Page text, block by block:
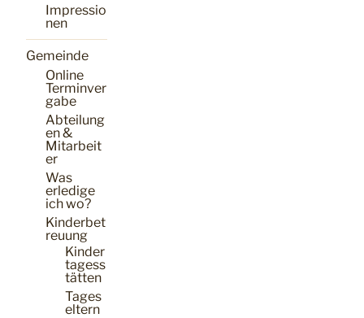
Impressio
nen
Gemeinde
Online
Terminver
gabe
Abteilung
en &
Mitarbeit
er
Was
erledige
ich wo?
Kinderbet
reuung
Kinder
tagess
tätten
Tages
eltern